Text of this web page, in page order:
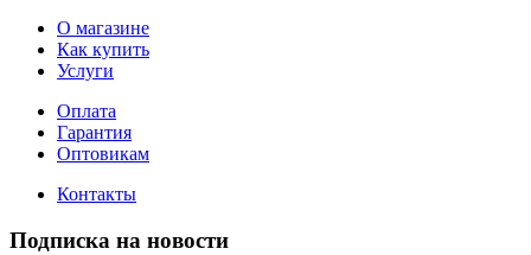
О магазине
Как купить
Услуги
Оплата
Гарантия
Оптовикам
Контакты
Подписка на новости